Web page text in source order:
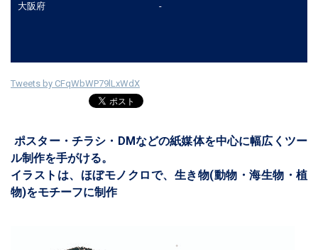
大阪府 -
Tweets by CFqWbWP79lLxWdX
ポスター・チラシ・DMなどの紙媒体を中心に幅広くツー
ル制作を手がける。
イラストは、ほぼモノクロで、生き物(動物・海生物・植
物)をモチーフに制作